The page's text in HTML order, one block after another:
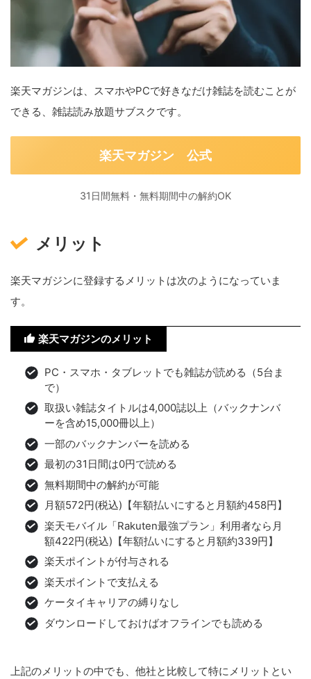
楽天マガジンは、スマホやPCで好きなだけ雑誌を読むことが
できる、雑誌読み放題サブスクです。
楽天マガジン 公式
31日間無料・無料期間中の解約OK
メリット
楽天マガジンに登録するメリットは次のようになっていま
す。
楽天マガジンのメリット
PC・スマホ・タブレットでも雑誌が読める（5台ま
で）
取扱い雑誌タイトルは4,000誌以上（バックナンバ
ーを含め15,000冊以上）
一部のバックナンバーを読める
最初の31日間は0円で読める
無料期間中の解約が可能
月額572円(税込)【年額払いにすると月額約458円】
楽天モバイル「Rakuten最強プラン」利用者なら月
額422円(税込)【年額払いにすると月額約339円】
楽天ポイントが付与される
楽天ポイントで支払える
ケータイキャリアの縛りなし
ダウンロードしておけばオフラインでも読める
上記のメリットの中でも、他社と比較して特にメリットとい